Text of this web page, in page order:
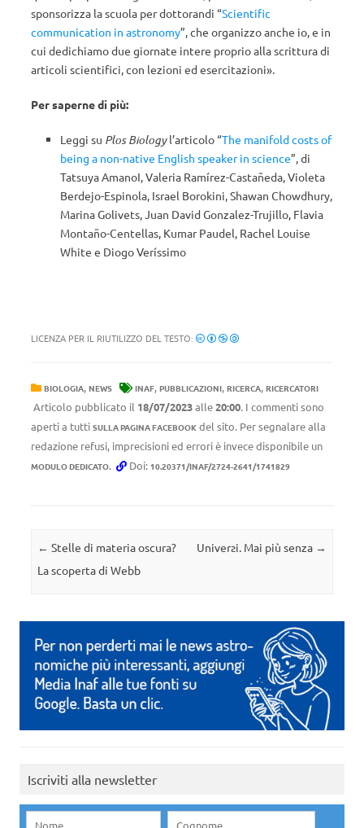
sponsorizza la scuola per dottorandi “Scientific
communication in astronomy”, che organizzo anche io, e in
cui dedichiamo due giornate intere proprio alla scrittura di
articoli scientifici, con lezioni ed esercitazioni».
Per saperne di più:
Leggi su Plos Biologyl’articolo “The manifold costs of
being a non-native English speaker in science”, di
Tatsuya AmanoI, Valeria Ramírez-Castañeda, Violeta
Berdejo-Espinola, Israel Borokini, Shawan Chowdhury,
Marina Golivets, Juan David Gonzalez-Trujillo, Flavia
Montaño-Centellas, Kumar Paudel, Rachel Louise
White e Diogo Veríssimo
LICENZA PER IL RIUTILIZZO DEL TESTO:
BIOLOGIA, NEWS INAF, PUBBLICAZIONI, RICERCA, RICERCATORI
Articolo pubblicato il 18/07/2023alle20:00. I commenti sono
aperti a tutti SULLA PAGINA FACEBOOK del sito. Per segnalare alla
redazione refusi, imprecisioni ed errori è invece disponibile un
MODULO DEDICATO. Doi: 10.20371/INAF/2724-2641/1741829
Navigazione articolo
← Stelle di materia oscura?
La scoperta di Webb
Univerƨi. Mai più senza →
Iscriviti alla newsletter